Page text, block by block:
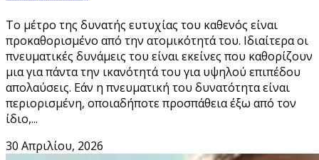
To μέτρο της δυνατής ευτυχίας του καθενός είναι
προκαθορισμένο από την ατομικότητά του. Ιδιαίτερα οι
πνευματικές δυνάμεις του είναι εκείνες που καθορίζουν
μια για πάντα την ικανότητά του για υψηλού επιπέδου
απολαύσεις. Εάν η πνευματική του δυνατότητα είναι
περιορισμένη, οποιαδήποτε προσπάθεια έξω από τον
ίδιο,...
30 Απριλίου, 2026